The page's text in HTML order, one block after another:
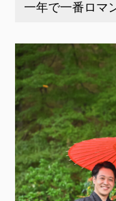
一年で一番ロマ